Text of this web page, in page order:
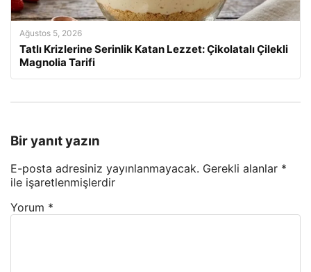
Ağustos 5, 2026
Tatlı Krizlerine Serinlik Katan Lezzet: Çikolatalı Çilekli
Magnolia Tarifi
Bir yanıt yazın
E-posta adresiniz yayınlanmayacak. Gerekli alanlar *
ile işaretlenmişlerdir
Yorum *